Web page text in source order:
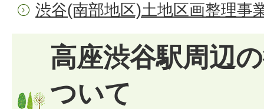
渋谷(南部地区)土地区画整理事
高座渋谷駅周辺
ついて